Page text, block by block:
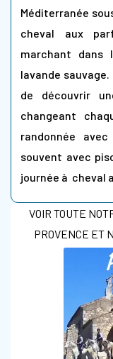
Méditerranée
cheval aux
marchant dans
lavande
de découvrir
changeant
randonnée
souvent avec
journée à cheval
VOIR TOUTE
PROVENCE ET